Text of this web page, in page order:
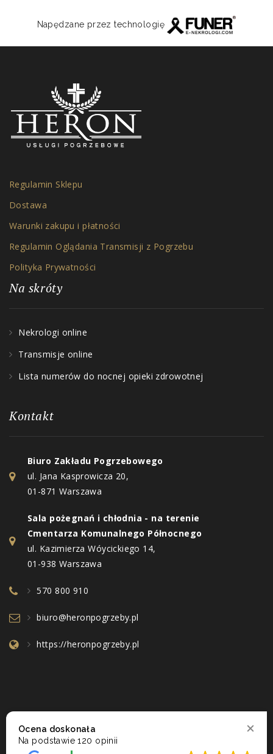
Napędzane przez technologię
Regulamin Sklepu
Dostawa
Warunki zakupu i płatności
Regulamin Oglądania Transmisji z Pogrzebu
Polityka Prywatności
Na skróty
Nekrologi online
Transmisje online
Lista numerów do nocnej opieki zdrowotnej
Kontakt
Biuro Zakładu Pogrzebowego
ul. Jana Kasprowicza 20,
01-871 Warszawa
Sala pożegnań i chłodnia - na terenie
Cmentarza Komunalnego Północnego
ul. Kazimierza Wóycickiego 14,
01-938 Warszawa
570 800 910
biuro@heronpogrzeby.pl
https://heronpogrzeby.pl
Ocena doskonała
Na podstawie120 opinii